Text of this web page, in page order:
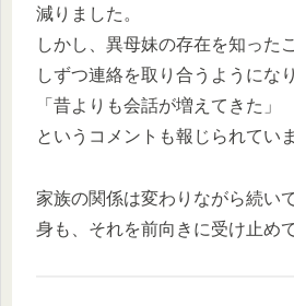
減りました。
しかし、異母妹の存在を知った
しずつ連絡を取り合うようになり
「昔よりも会話が増えてきた」
というコメントも報じられていま
家族の関係は変わりながら続い
身も、それを前向きに受け止め